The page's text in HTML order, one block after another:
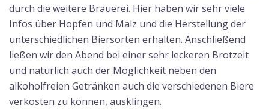
durch die weitere Brauerei. Hier haben wir sehr viele
Infos über Hopfen und Malz und die Herstellung der
unterschiedlichen Biersorten erhalten. Anschließend
ließen wir den Abend bei einer sehr leckeren Brotzeit
und natürlich auch der Möglichkeit neben den
alkoholfreien Getränken auch die verschiedenen Biere
verkosten zu können, ausklingen.